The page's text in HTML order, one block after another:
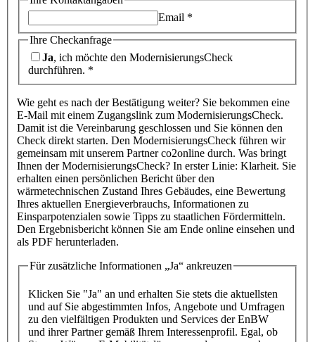
Email *
Ihre Checkanfrage
Ja, ich möchte den ModernisierungsCheck
durchführen. *
Wie geht es nach der Bestätigung weiter? Sie bekommen eine
E-Mail mit einem Zugangslink zum ModernisierungsCheck.
Damit ist die Vereinbarung geschlossen und Sie können den
Check direkt starten. Den ModernisierungsCheck führen wir
gemeinsam mit unserem Partner co2online durch. Was bringt
Ihnen der ModernisierungsCheck? In erster Linie: Klarheit. Sie
erhalten einen persönlichen Bericht über den
wärmetechnischen Zustand Ihres Gebäudes, eine Bewertung
Ihres aktuellen Energieverbrauchs, Informationen zu
Einsparpotenzialen sowie Tipps zu staatlichen Fördermitteln.
Den Ergebnisbericht können Sie am Ende online einsehen und
als PDF herunterladen.
Für zusätzliche Informationen „Ja“ ankreuzen
Klicken Sie "Ja" an und erhalten Sie stets die aktuellsten
und auf Sie abgestimmten Infos, Angebote und Umfragen
zu den vielfältigen Produkten und Services der EnBW
und ihrer Partner gemäß Ihrem Interessenprofil. Egal, ob